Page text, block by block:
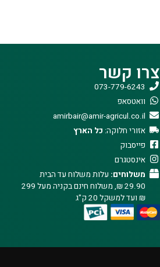
צרו קשר
073-779-6243
וואטסאפ
amirbair@amir-agricul.co.il
אזורי חלוקה: כל הארץ
פייסבוק
אינסטגרם
משלוחים: עלות משלוח עד הבית
29.90 ₪, משלוח חינם בקניה מעל 299
₪ ועד למשקל 20 ק"ג